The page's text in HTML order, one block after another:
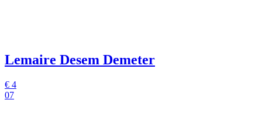
Lemaire Desem Demeter
€ 4
07